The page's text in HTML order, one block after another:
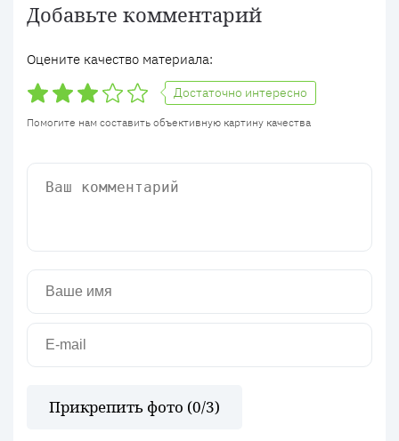
Добавьте комментарий
Оцените качество материала:
Достаточно интересно
Помогите нам составить объективную картину качества
Прикрепить фото (0/3)